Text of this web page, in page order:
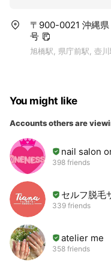
〒900-0021 沖縄
号
旭橋駅, 県庁前駅, 壺川
You might like
Accounts others are
nail salon
398 friends
セルフ脱毛
339 friends
atelier me
358 friends